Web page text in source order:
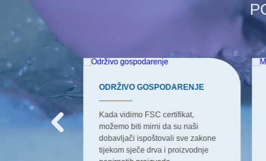
unijeti i u svoj
ODRŽIVO GOSPODARENJE
Kada vidimo FSC certifikat,
možemo biti mirni da su naši
dobavljači ispoštovali sve zakone
tijekom sječe drva i proizvodnje